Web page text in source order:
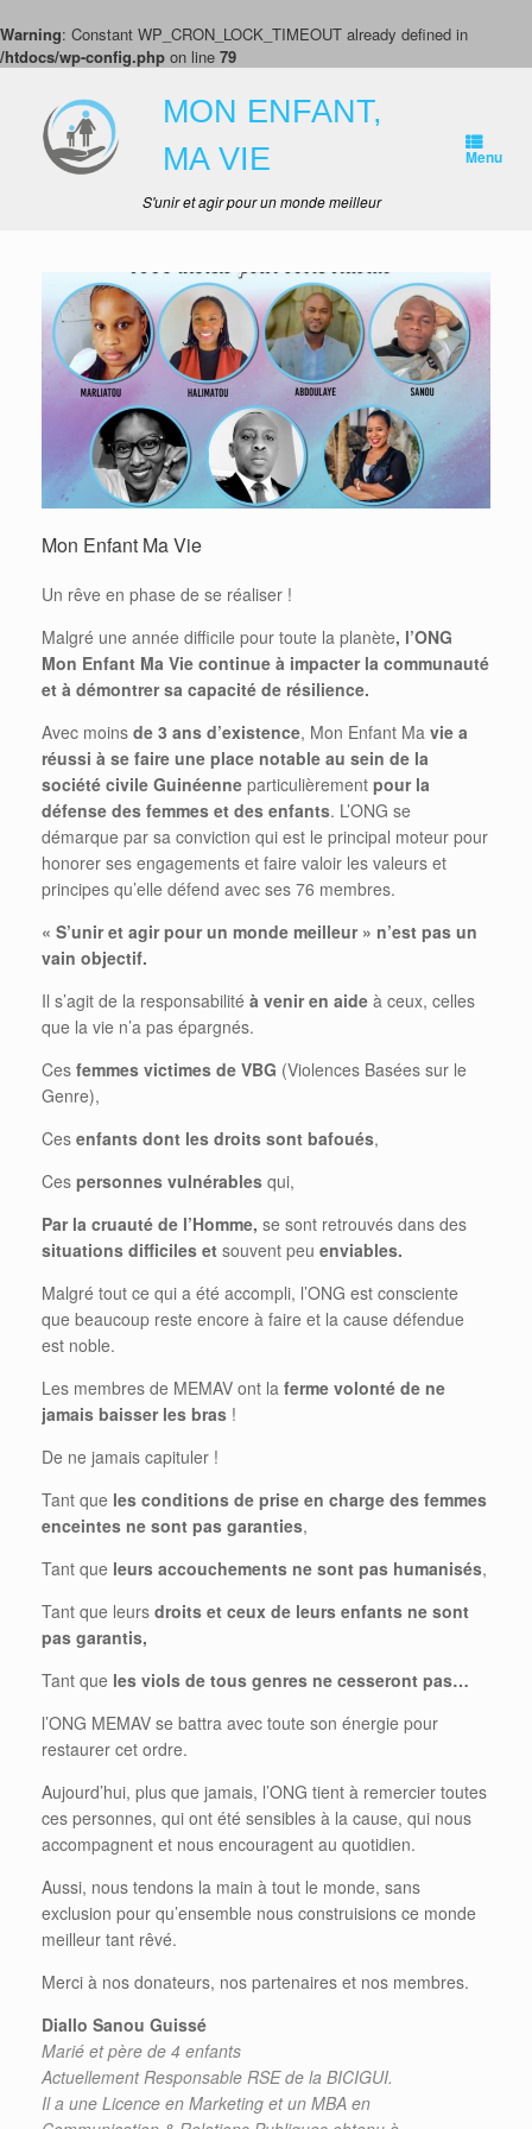
Warning: Constant WP_CRON_LOCK_TIMEOUT already defined in
/htdocs/wp-config.php on line 79
content
MON ENFANT,
MA VIE
S'unir et agir pour un monde meilleur
Menu
Mon Enfant Ma Vie
Un rêve en phase de se réaliser !
Malgré une année difficile pour toute la planète, l’ONG
Mon Enfant Ma Vie continue à impacter la communauté
et à démontrer sa capacité de résilience.
Avec moins de 3 ans d’existence, Mon Enfant Ma vie a
réussi à se faire une place notable au sein de la
société civile Guinéenne particulièrement pour la
défense des femmes et des enfants. L’ONG se
démarque par sa conviction qui est le principal moteur pour
honorer ses engagements et faire valoir les valeurs et
principes qu’elle défend avec ses 76 membres.
« S’unir et agir pour un monde meilleur » n’est pas un
vain objectif.
Il s’agit de la responsabilité à venir en aide à ceux, celles
que la vie n’a pas épargnés.
Ces femmes victimes de VBG (Violences Basées sur le
Genre),
Ces enfants dont les droits sont bafoués,
Ces personnes vulnérables qui,
Par la cruauté de l’Homme, se sont retrouvés dans des
situations difficiles et souvent peu enviables.
Malgré tout ce qui a été accompli, l’ONG est consciente
que beaucoup reste encore à faire et la cause défendue
est noble.
Les membres de MEMAV ont la ferme volonté de ne
jamais baisser les bras !
De ne jamais capituler !
Tant que les conditions de prise en charge des femmes
enceintes ne sont pas garanties,
Tant que leurs accouchements ne sont pas humanisés,
Tant que leurs droits et ceux de leurs enfants ne sont
pas garantis,
Tant que les viols de tous genres ne cesseront pas…
l’ONG MEMAV se battra avec toute son énergie pour
restaurer cet ordre.
Aujourd’hui, plus que jamais, l’ONG tient à remercier toutes
ces personnes, qui ont été sensibles à la cause, qui nous
accompagnent et nous encouragent au quotidien.
Aussi, nous tendons la main à tout le monde, sans
exclusion pour qu’ensemble nous construisions ce monde
meilleur tant rêvé.
Merci à nos donateurs, nos partenaires et nos membres.
Diallo Sanou Guissé
Marié et père de 4 enfants
Actuellement Responsable RSE de la BICIGUI.
Il a une Licence en Marketing et un MBA en